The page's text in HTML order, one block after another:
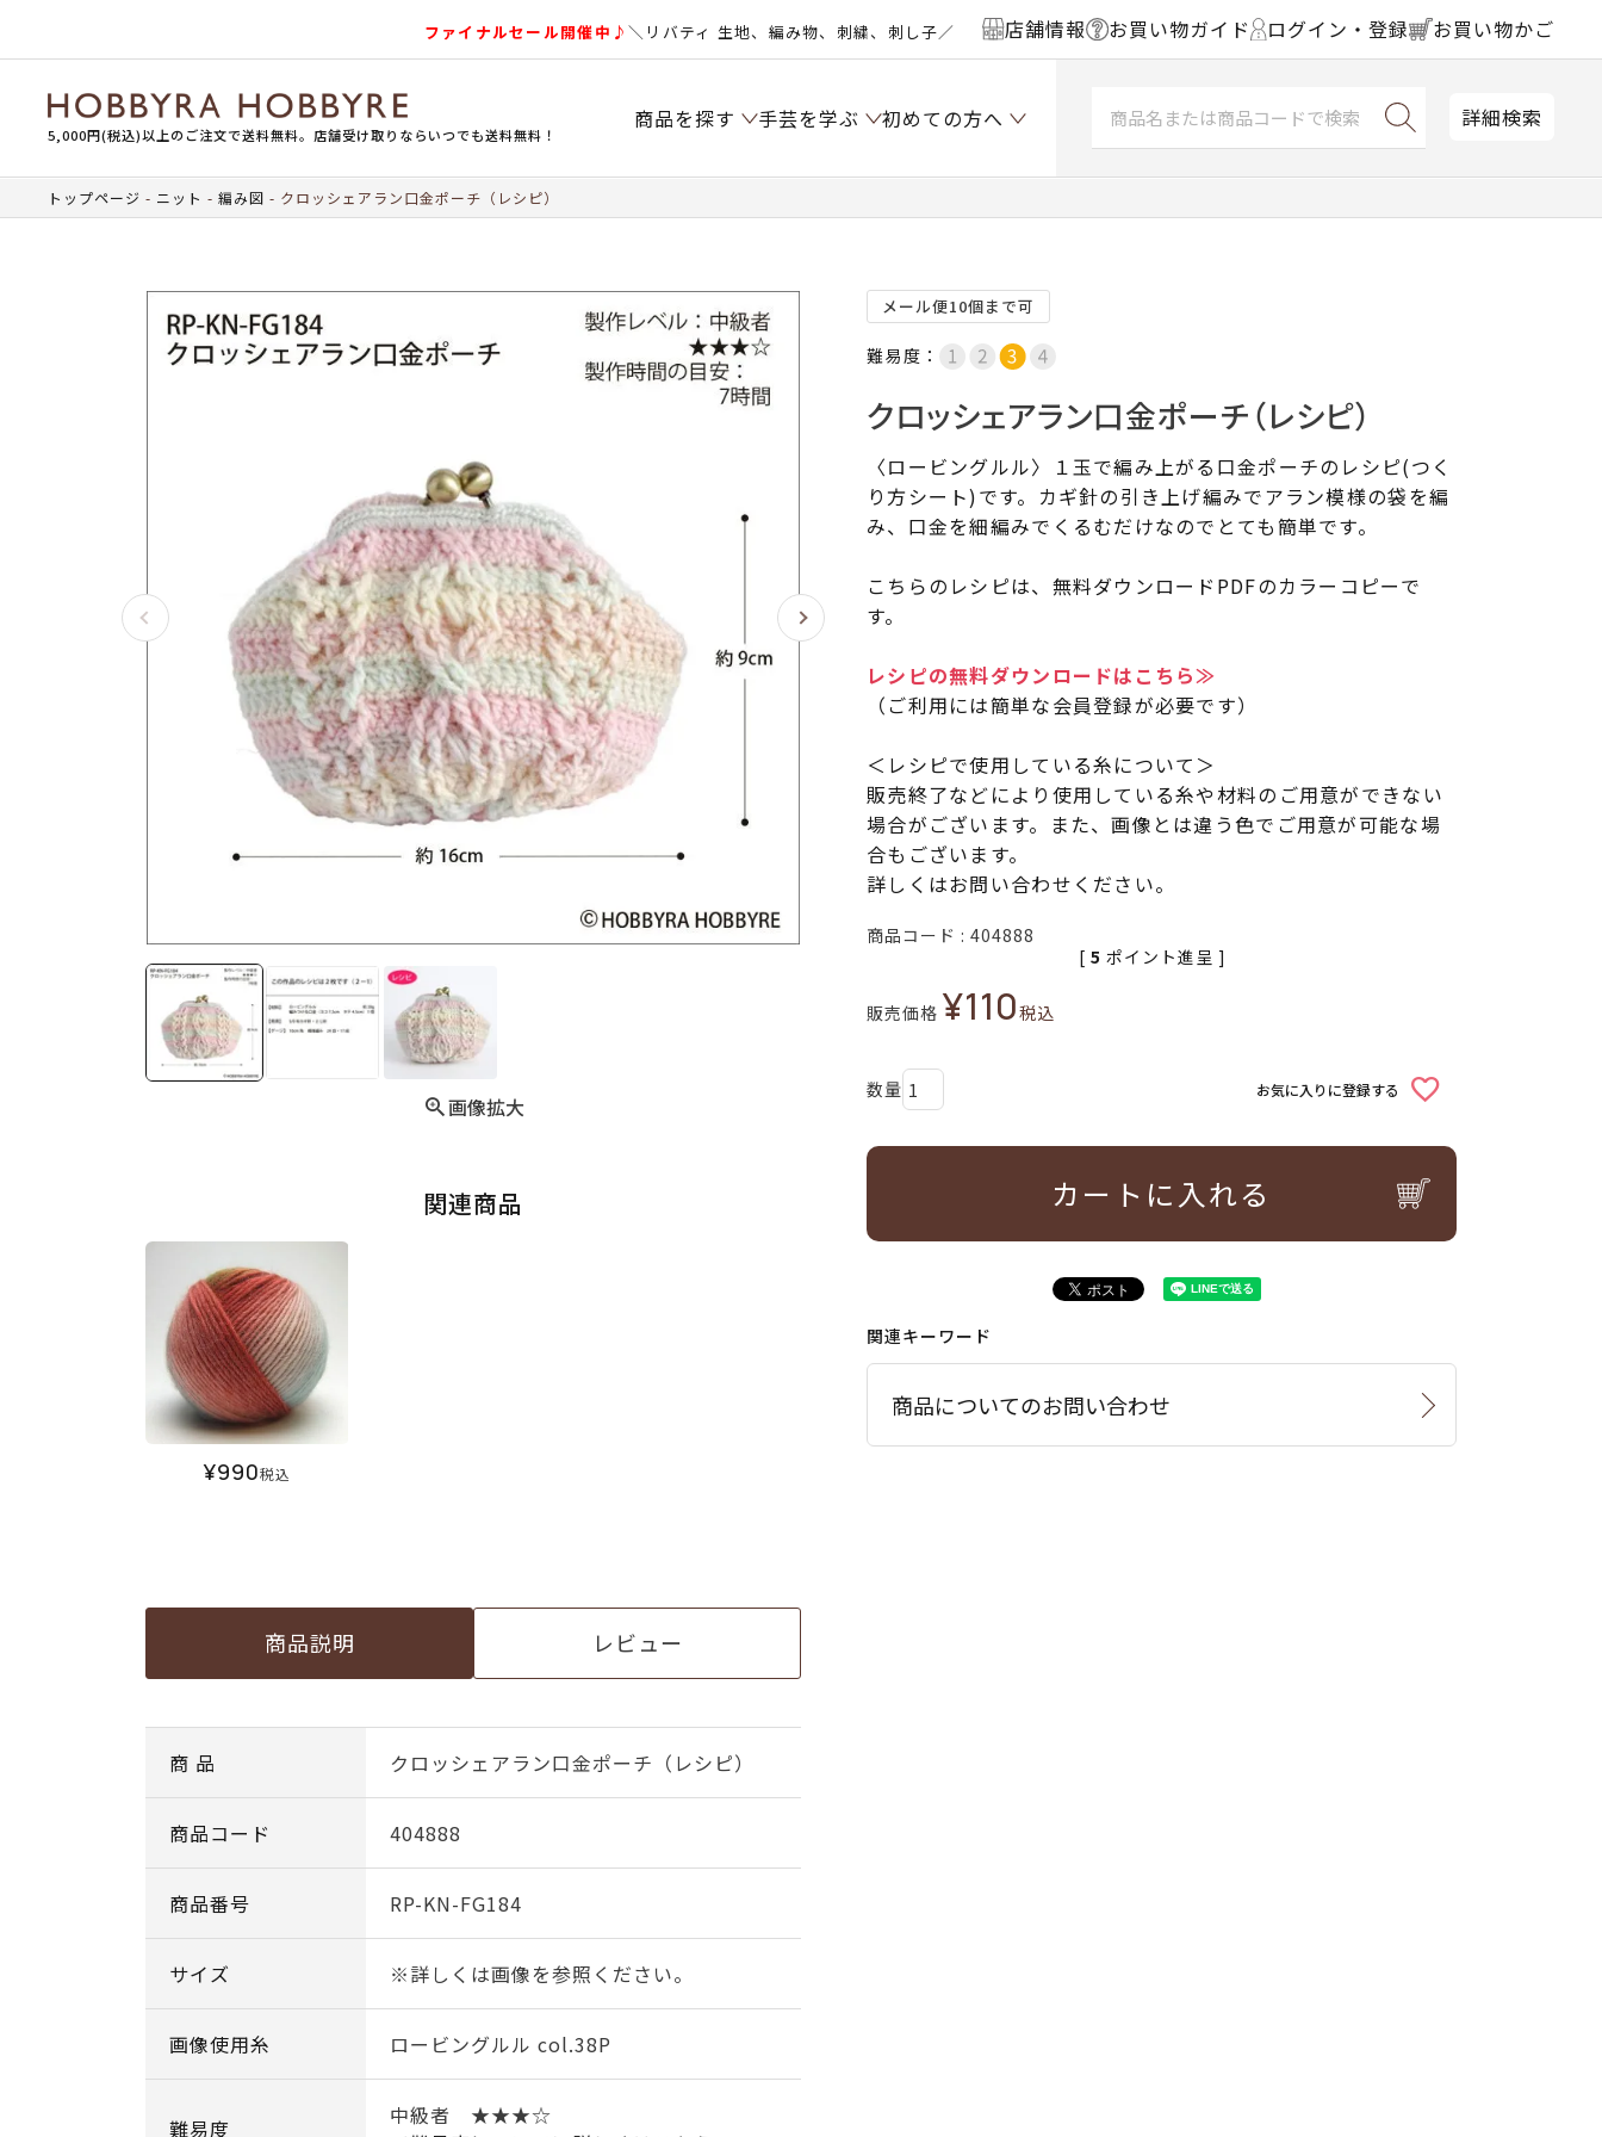
ファイナルセール開催中♪＼リバティ 生地、編み物、刺繍、刺し子／ 店舗情報 お買い物ガイド ログイン・登録 お買い物かご
5,000円(税込)以上のご注文で送料無料。店舗受け取りならいつでも送料無料！
商品を探す 手芸を学ぶ 初めての方へ 詳細検索
トップページ ニット 編み図 クロッシェアラン口金ポーチ（レシピ）
画像拡大
関連商品
¥990税込
商品説明 レビュー
商 品 クロッシェアラン口金ポーチ（レシピ）
商品コード 404888
商品番号 RP-KN-FG184
サイズ ※詳しくは画像を参照ください。
画像使用糸 ロービングルル col.38P
難易度
中級者 ★★★☆
メール便10個まで可
難易度：
クロッシェアラン口金ポーチ（レシピ）
〈ロービングルル〉１玉で編み上がる口金ポーチのレシピ(つく
り方シート)です。カギ針の引き上げ編みでアラン模様の袋を編
み、口金を細編みでくるむだけなのでとても簡単です。
こちらのレシピは、無料ダウンロードPDFのカラーコピーで
す。
レシピの無料ダウンロードはこちら≫
（ご利用には簡単な会員登録が必要です）
＜レシピで使用している糸について＞
販売終了などにより使用している糸や材料のご用意ができない
場合がございます。また、画像とは違う色でご用意が可能な場
合もございます。
詳しくはお問い合わせください。
商品コード 404888
販売価格 ¥110税込
[ 5 ポイント進呈 ]
お気に入りに登録する
カートに入れる
関連キーワード
商品についてのお問い合わせ